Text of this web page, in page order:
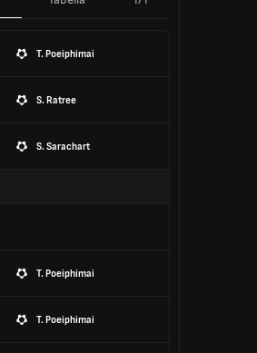
T. Poeiphimai
S. Ratree
S. Sarachart
T. Poeiphimai
T. Poeiphimai